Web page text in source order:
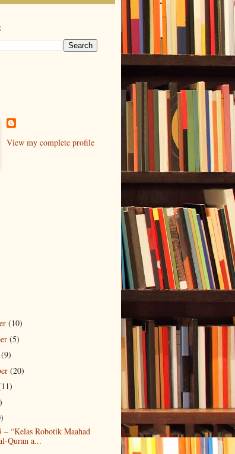
View my complete profile
(10)
(5)
(9)
(20)
– “Kelas Robotik Maahad
Quran a...